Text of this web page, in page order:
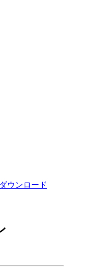
ウンロード